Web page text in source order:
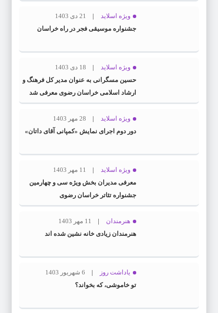
ویژه اسلاید
21 دی 1403
جشنواره موسیقی فجر در راه خراسان
ویژه اسلاید
18 دی 1403
حسین مسگرانی به عنوان مدیر کل فرهنگ و
ارشاد اسلامی خراسان رضوی معرفی شد
ویژه اسلاید
28 مهر 1403
دور دوم اجرای نمایش «کمپانی آقای داتان»
ویژه اسلاید
11 مهر 1403
معرفی مدیران بخش ویژه سی و چهارمین
جشنواره تئاتر خراسان رضوی
هنرمندان
11 مهر 1403
هنرمندان زیادی خانه نشین شده اند
یاداشت روز
6 شهریور 1403
تو خاموشی، که بخواند؟